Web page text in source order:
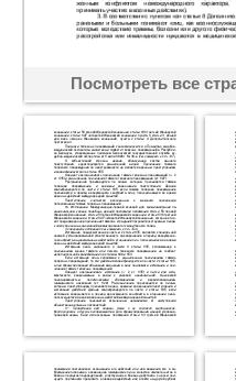
Посмотреть все